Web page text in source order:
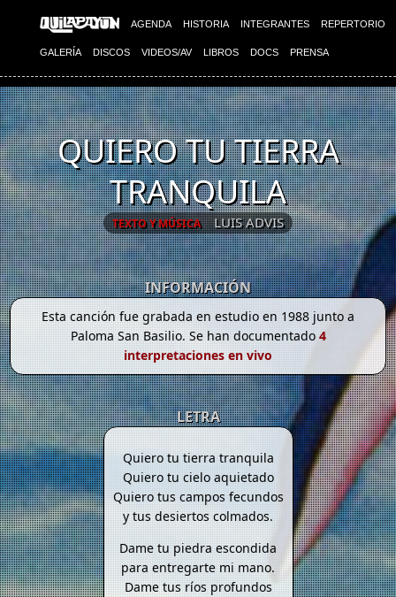
AGENDA HISTORIA INTEGRANTES REPERTORIO
GALERÍA DISCOS VIDEOS/AV LIBROS DOCS PRENSA
QUIERO TU TIERRA
TRANQUILA
TEXTO Y MÚSICA LUIS ADVIS
INFORMACIÓN
Esta canción fue grabada en estudio en 1988 junto a
Paloma San Basilio. Se han documentado4
interpretaciones en vivo
LETRA
Quiero tu tierra tranquila
Quiero tu cielo aquietado
Quiero tus campos fecundos
y tus desiertos colmados.
Dame tu piedra escondida
para entregarte mi mano.
Dame tus ríos profundos